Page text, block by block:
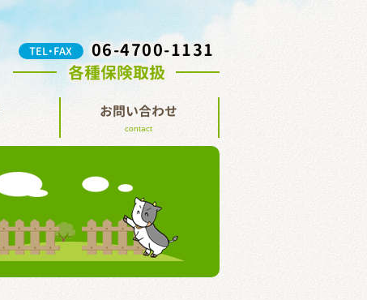
TEL・FAX
06-4700-1131
各種保険取扱
お問い合わせ
contact